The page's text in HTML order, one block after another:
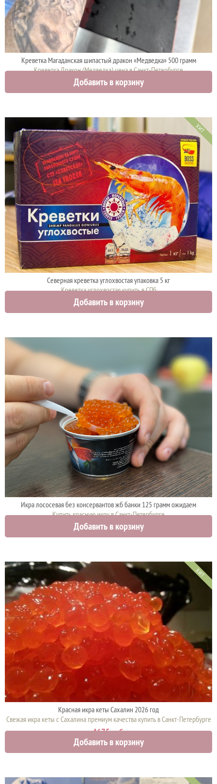
Креветка Магаданская шипастый дракон «Медведка» 500 грамм
Креветка Дракон (Медведка) цена в Санкт-Петербурге
1950 руб.
Добавить в корзину
ХИТ
Северная креветка углохвостая упаковка 5 кг
Креветка углохвостая купить в СПб
5000 руб.
Добавить в корзину
Икра лососевая без консервантов жб банки 125 грамм ожидаем
Купить красную икру в Санкт-Петербурге
1875 руб.
Добавить в корзину
ХИТ
Красная икра кеты Сахалин 2026 год
Свежая икра кеты с Сахалина премиум качества купить в Санкт-Петербурге
4675 руб.
Добавить в корзину